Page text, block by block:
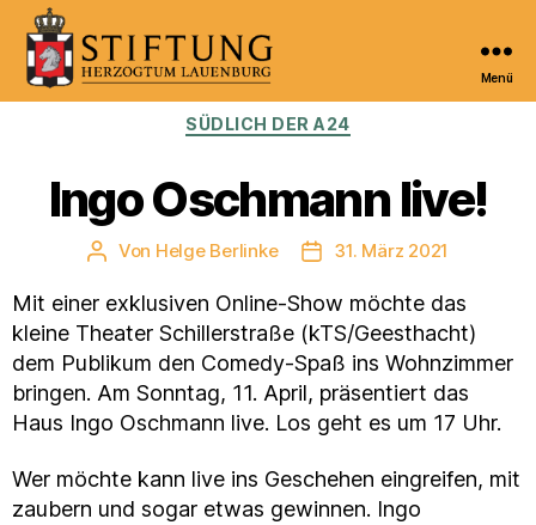
Kulturportal
Herzogtum
Lauenburg
Menü
Kategorien
SÜDLICH DER A24
Ingo Oschmann live!
Beitragsautor
Von Helge Berlinke Veröffentlichungsdatum
31. März 2021
Mit einer exklusiven Online-Show möchte das
kleine Theater Schillerstraße (kTS/Geesthacht)
dem Publikum den Comedy-Spaß ins Wohnzimmer
bringen. Am Sonntag, 11. April, präsentiert das
Haus Ingo Oschmann live. Los geht es um 17 Uhr.
Wer möchte kann live ins Geschehen eingreifen, mit
zaubern und sogar etwas gewinnen. Ingo